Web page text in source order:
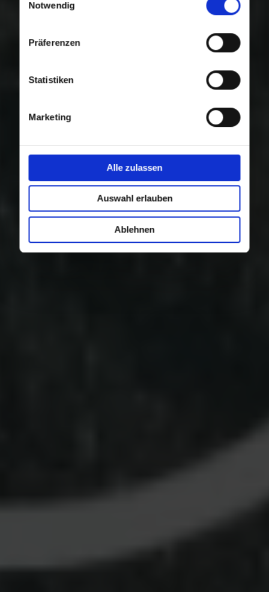
Nutzung der Dienste gesammelt haben.
Notwendig
Präferenzen
Statistiken
Marketing
Alle zulassen
Auswahl erlauben
Ablehnen